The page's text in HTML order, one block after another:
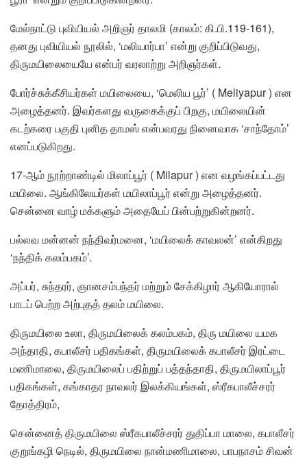
மேல்நாட்டு புவியியல் அறிஞர் தாலமி (காலம்: கி.பி.119-161),
தனது புவியியல் நூலில், ‘மலியார்பா’ என்று குறிப்பிடுவது,
திருமயிலையையே என்பர் வரலாற்று அறிஞர்கள்.
போர்ச்சுக்கீசியர்கள் மயிலையை, ‘மெலிய பூர்’ ( Meliyapur ) என
அழைத்தனர். இவர்களது வருகைக்குப் பிறகு, மயிலையின்
கடற்கரை பகுதி புனித தாமஸ் என்பவரது நினைவாக ‘சாந்தோம்’
எனப்படுகிறது.
17-ஆம் நூற்றாண்டில் மிலாப்பூர் ( Milapur ) என வழங்கப்பட்டது
மயிலை. ஆங்கிலேயர்கள் மயிலாப்பூர் என்று அழைத்தனர்.
சென்னை வாழ் மக்களும் அதையேப் பின்பற்றுகின்றனர்.
பல்லவ மன்னன் நந்திவர்மனை, ‘மயிலைக் காவலன்’ என்கிறது
‘நந்திக் கலம்பகம்’.
அப்பர், சுந்தரர், ஞானசம்பந்தர் மற்றும் சேக்கிழார் ஆகியோரால்
பாடப் பெற்ற அற்புதத் தலம் மயிலை.
திருமயிலை உலா, திருமயிலைக் கலம்பகம், திரு மயிலை யமக
அந்தாதி, கபாலீசர் பதிகங்கள், திருமயிலைக் கபாலீசர் இரட்டை
மணிமாலை, திருமயிலைப் பதிற்றுப் பத்தந்தாதி, திருமயிலாப்பூர்
பதிகங்கள், கங்காதர நாவலர் இலக்கியங்கள், ஸ்ரீகபாலீச்சரர்
தோத்திரம்,
சென்னைத் திருமயிலை ஸ்ரீகபாலீச்சரர் துதிப்பா மாலை, கபாலீசர்
குறுங்கழி நெடில், திருமயிலை நான்மணிமாலை, பாபநாசம் சிவன்